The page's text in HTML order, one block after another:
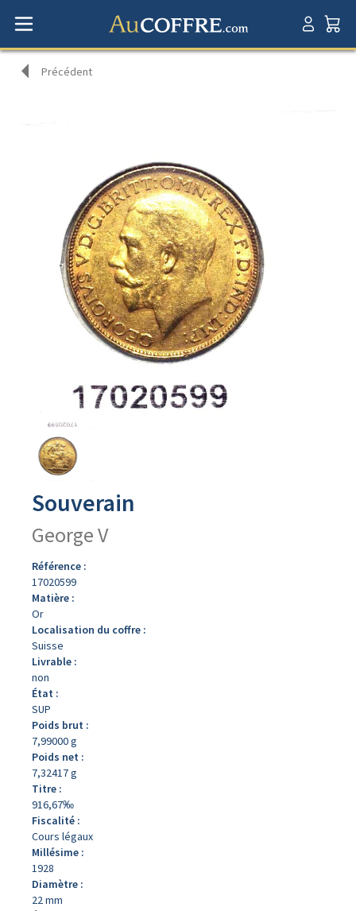
Précédent
produit
Souverain
George V
Référence :
17020599
Matière :
Or
Localisation du coffre :
Suisse
Livrable :
non
État :
SUP
Poids brut :
7,99000 g
Poids net :
7,32417 g
Titre :
916,67‰
Fiscalité :
Cours légaux
Millésime :
1928
Diamètre :
22 mm